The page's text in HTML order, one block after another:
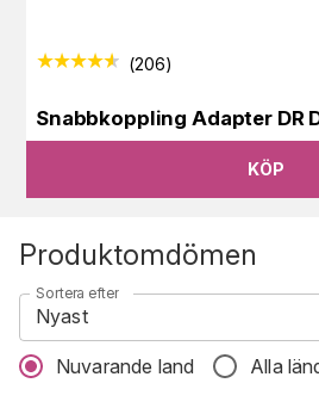
(206)
Snabbkoppling Adapter DR
KÖP
Produktomdömen
Sortera efter
Nyast
Nuvarande land Alla